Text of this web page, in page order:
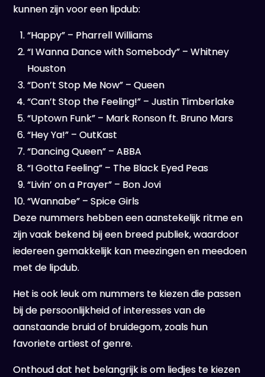
kunnen zijn voor een lipdub:
“Happy” – Pharrell Williams
“I Wanna Dance with Somebody” – Whitney
Houston
“Don’t Stop Me Now” – Queen
“Can’t Stop the Feeling!” – Justin Timberlake
“Uptown Funk” – Mark Ronson ft. Bruno Mars
“Hey Ya!” – OutKast
“Dancing Queen” – ABBA
“I Gotta Feeling” – The Black Eyed Peas
“Livin’ on a Prayer” – Bon Jovi
“Wannabe” – Spice Girls
Deze nummers hebben een aanstekelijk ritme en
zijn vaak bekend bij een breed publiek, waardoor
iedereen gemakkelijk kan meezingen en meedoen
met de lipdub.
Het is ook leuk om nummers te kiezen die passen
bij de persoonlijkheid of interesses van de
aanstaande bruid of bruidegom, zoals hun
favoriete artiest of genre.
Onthoud dat het belangrijk is om liedjes te kiezen